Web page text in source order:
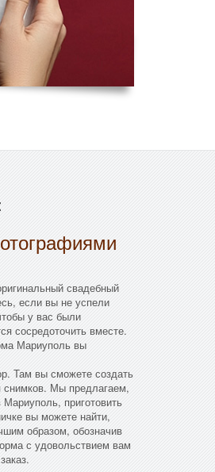
свадебный
если вы не успели
у вас были
сосредоточить вместе.
Мариуполь вы
Там вы сможете создать
снимков. Мы предлагаем,
приготовить
вы можете найти,
образом, обозначив
с удовольствием вам